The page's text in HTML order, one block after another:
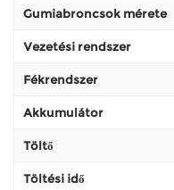
Gumiabroncsok mérete
Vezetési rendszer
Fékrendszer
Akkumulátor
Töltő
Töltési idő